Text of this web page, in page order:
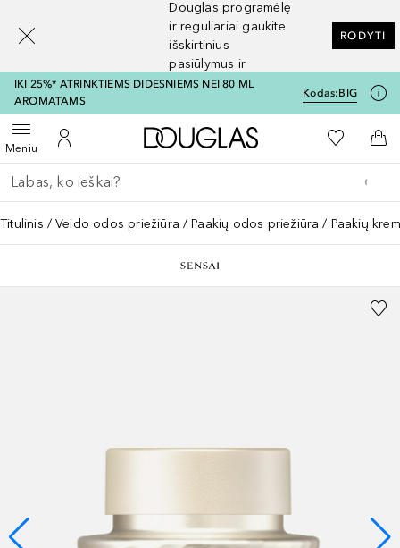
Douglas programėlę
ir reguliariai gaukite
išskirtinius
pasiūlymus ir
nuolaidas
RODYTI
IKI 25%* ATRINKTIEMS DIDESNIEMS NEI 80 ML
AROMATAMS
Kodas:BIG
MeniuAtidaryti meniuĮ mano paskyrą
Į Douglas pagrindinį
Į mano
Į
Grįžk atgal
Vykdykite paiešką
Titulinis Veido odos priežiūra Paakių odos priežiūra Paakių
[navigation.slideout.screenreader]